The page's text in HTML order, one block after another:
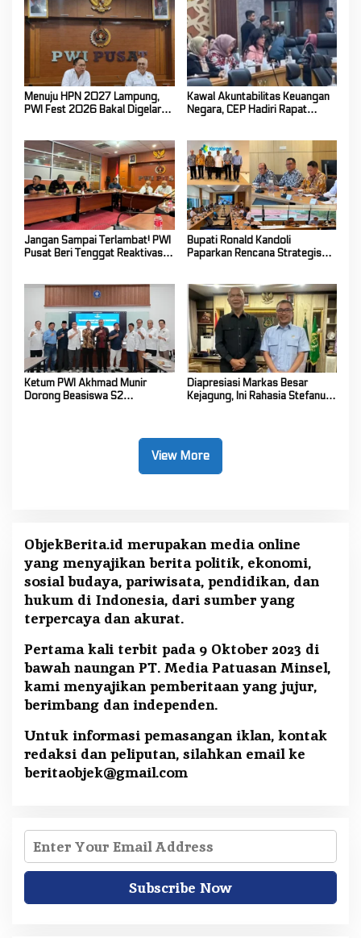
Menuju HPN 2027 Lampung,
PWI Fest 2026 Bakal Digelar
Kawal Akuntabilitas Keuangan
Negara, CEP Hadiri Rapat
2025
Jangan Sampai Terlambat! PWI
Pusat Beri Tenggat Reaktivasi
Bupati Ronald Kandoli
Paparkan Rencana Strategis
Ketum PWI Akhmad Munir
Dorong Beasiswa S2
Diapresiasi Markas Besar
Kejagung, Ini Rahasia Stefanus
View More
ObjekBerita.id merupakan media online
yang menyajikan berita politik, ekonomi,
sosial budaya, pariwisata, pendidikan, dan
hukum di Indonesia, dari sumber yang
terpercaya dan akurat.
Pertama kali terbit pada 9 Oktober 2023 di
bawah naungan PT. Media Patuasan Minsel,
kami menyajikan pemberitaan yang jujur,
berimbang dan independen.
Untuk informasi pemasangan iklan, kontak
redaksi dan peliputan, silahkan email ke
beritaobjek@gmail.com